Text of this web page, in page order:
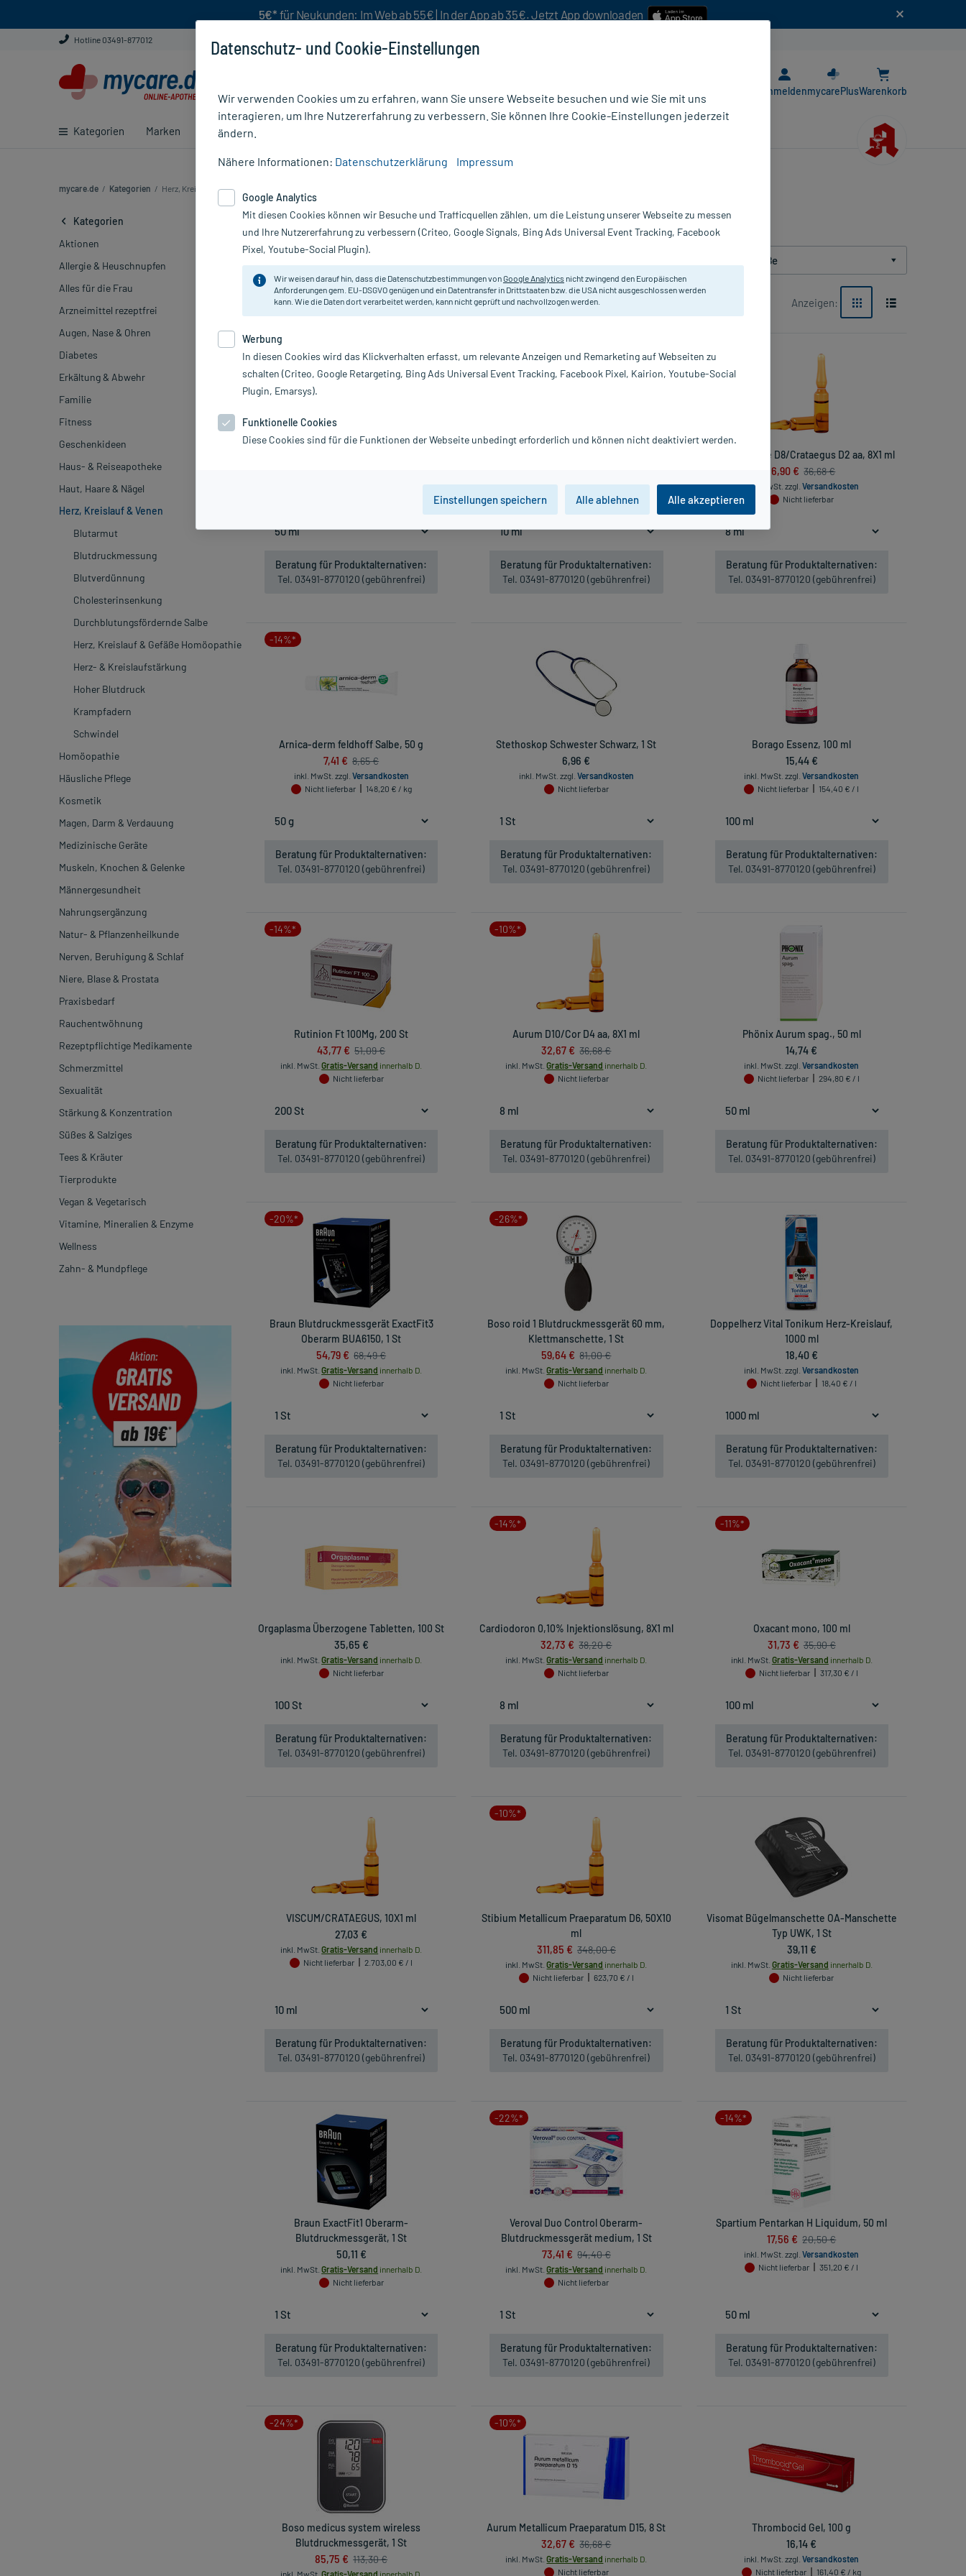
5€* für Neukunden: Im Web ab 55€ | In der App ab 35€. Jetzt App downloaden
Hotline 03491-877012
Kategorien Marken Ratgeber
AnmeldenmycarePlusWarenkorb
mycare.de / Kategorien / Herz, Kreislauf & Venen (426)
Kategorien
Aktionen
Allergie & Heuschnupfen
Alles für die Frau
Arzneimittel rezeptfrei
Augen, Nase & Ohren
Diabetes
Erkältung & Abwehr
Familie
Fitness
Geschenkideen
Haus- & Reiseapotheke
Haut, Haare & Nägel
Herz, Kreislauf & Venen
Blutarmut
Blutdruckmessung
Blutverdünnung
Cholesterinsenkung
Durchblutungsfördernde Salbe
Herz, Kreislauf & Gefäße Homöopathie
Herz- & Kreislaufstärkung
Hoher Blutdruck
Krampfadern
Schwindel
Homöopathie
Häusliche Pflege
Kosmetik
Magen, Darm & Verdauung
Medizinische Geräte
Muskeln, Knochen & Gelenke
Männergesundheit
Nahrungsergänzung
Natur- & Pflanzenheilkunde
Nerven, Beruhigung & Schlaf
Niere, Blase & Prostata
Praxisbedarf
Rauchentwöhnung
Rezeptpflichtige Medikamente
Schmerzmittel
Sexualität
Stärkung & Konzentration
Süßes & Salziges
Tees & Kräuter
Tierprodukte
Vegan & Vegetarisch
Vitamine, Mineralien & Enzyme
Wellness
Zahn- & Mundpflege
Kreislauf Medikamente und Tabletten
Packungsgröße
Sortieren Relevanz absteigend Produkte pro Seite: 24 Anzeigen:
Beratung für Produktalternativen:
Tel. 03491-8770120 (gebührenfrei)
inkl. MwSt.Gratis-Versandinnerhalb D.
Nicht lieferbar
2.703,00 € / l
Beratung für Produktalternativen:
Tel. 03491-8770120 (gebührenfrei)
Carbo Betulae D8/Crataegus D2 aa, 8X1 ml
16,90 € 36,68 €
inkl. MwSt. zzgl.Versandkosten
Nicht lieferbar
Beratung für Produktalternativen:
Tel. 03491-8770120 (gebührenfrei)
-14%*
Arnica-derm feldhoff Salbe, 50 g
7,41 € 8,65 €
inkl. MwSt. zzgl. Versandkosten
Nicht lieferbar
148,20 € / kg
Beratung für Produktalternativen:
Tel. 03491-8770120 (gebührenfrei)
Stethoskop Schwester Schwarz, 1 St
6,96 €
inkl. MwSt. zzgl. Versandkosten
Nicht lieferbar
Beratung für Produktalternativen:
Tel. 03491-8770120 (gebührenfrei)
Borago Essenz, 100 ml
15,44 €
inkl. MwSt. zzgl.Versandkosten
Nicht lieferbar
154,40 € / l
Beratung für Produktalternativen:
Tel. 03491-8770120 (gebührenfrei)
-14%*
Rutinion Ft 100Mg, 200 St
43,77 € 51,09 €
inkl. MwSt. Gratis-Versand innerhalb D.
Nicht lieferbar
Beratung für Produktalternativen:
Tel. 03491-8770120 (gebührenfrei)
-10%*
Aurum D10/Cor D4 aa, 8X1 ml
32,67 € 36,68 €
inkl. MwSt. Gratis-Versand innerhalb D.
Nicht lieferbar
Beratung für Produktalternativen:
Tel. 03491-8770120 (gebührenfrei)
Phönix Aurum spag., 50 ml
14,74 €
inkl. MwSt. zzgl.Versandkosten
Nicht lieferbar
294,80 € / l
Beratung für Produktalternativen:
Tel. 03491-8770120 (gebührenfrei)
-20%*
Braun Blutdruckmessgerät ExactFit3
Oberarm BUA6150, 1 St
54,79 € 68,49 €
inkl. MwSt. Gratis-Versand innerhalb D.
Nicht lieferbar
Beratung für Produktalternativen:
Tel. 03491-8770120 (gebührenfrei)
-26%*
Boso roid 1 Blutdruckmessgerät 60 mm,
Klettmanschette, 1 St
59,64 € 81,00 €
inkl. MwSt. Gratis-Versand innerhalb D.
Nicht lieferbar
Beratung für Produktalternativen:
Tel. 03491-8770120 (gebührenfrei)
Doppelherz Vital Tonikum Herz-Kreislauf,
1000 ml
18,40 €
inkl. MwSt. zzgl.Versandkosten
Nicht lieferbar
18,40 € / l
Beratung für Produktalternativen:
Tel. 03491-8770120 (gebührenfrei)
Orgaplasma Überzogene Tabletten, 100 St
35,65 €
inkl. MwSt. Gratis-Versand innerhalb D.
Nicht lieferbar
Beratung für Produktalternativen:
Tel. 03491-8770120 (gebührenfrei)
-14%*
Cardiodoron 0,10% Injektionslösung, 8X1 ml
32,73 € 38,20 €
inkl. MwSt. Gratis-Versand innerhalb D.
Nicht lieferbar
Beratung für Produktalternativen:
Tel. 03491-8770120 (gebührenfrei)
-11%*
Oxacant mono, 100 ml
31,73 € 35,90 €
inkl. MwSt. Gratis-Versand innerhalb D.
Nicht lieferbar
317,30 € / l
Beratung für Produktalternativen:
Tel. 03491-8770120 (gebührenfrei)
VISCUM/CRATAEGUS, 10X1 ml
27,03 €
inkl. MwSt. Gratis-Versand innerhalb D.
Nicht lieferbar
2.703,00 € / l
Beratung für Produktalternativen:
Tel. 03491-8770120 (gebührenfrei)
-10%*
Stibium Metallicum Praeparatum D6, 50X10
ml
311,85 € 348,00 €
inkl. MwSt. Gratis-Versand innerhalb D.
Nicht lieferbar
623,70 € / l
Beratung für Produktalternativen:
Tel. 03491-8770120 (gebührenfrei)
Visomat Bügelmanschette OA-Manschette
Typ UWK, 1 St
39,11 €
inkl. MwSt. Gratis-Versand innerhalb D.
Nicht lieferbar
Beratung für Produktalternativen:
Tel. 03491-8770120 (gebührenfrei)
Braun ExactFit1 Oberarm-
Blutdruckmessgerät, 1 St
50,11 €
inkl. MwSt. Gratis-Versand innerhalb D.
Nicht lieferbar
Beratung für Produktalternativen:
Tel. 03491-8770120 (gebührenfrei)
-22%*
Veroval Duo Control Oberarm-
Blutdruckmessgerät medium, 1 St
73,41 € 94,40 €
inkl. MwSt. Gratis-Versand innerhalb D.
Nicht lieferbar
Beratung für Produktalternativen:
Tel. 03491-8770120 (gebührenfrei)
-14%*
Spartium Pentarkan H Liquidum, 50 ml
17,56 € 20,50 €
inkl. MwSt. zzgl.Versandkosten
Nicht lieferbar
351,20 € / l
Beratung für Produktalternativen:
Tel. 03491-8770120 (gebührenfrei)
-24%*
Boso medicus system wireless
Blutdruckmessgerät, 1 St
85,75 € 113,30 €
-10%*
Aurum Metallicum Praeparatum D15, 8 St
32,67 € 36,68 €
inkl. MwSt. Gratis-Versand innerhalb D.
Nicht lieferbar
Thrombocid Gel, 100 g
16,14 €
inkl. MwSt. zzgl.Versandkosten
Nicht lieferbar
161,40 € / kg
Datenschutz- und Cookie-Einstellungen
Wir verwenden Cookies um zu erfahren, wann Sie unsere Webseite besuchen und wie Sie mit uns
interagieren, um Ihre Nutzererfahrung zu verbessern. Sie können Ihre Cookie-Einstellungen jederzeit
ändern.
Nähere Informationen: Datenschutzerklärung Impressum
Google Analytics
Mit diesen Cookies können wir Besuche und Trafficquellen zählen, um die Leistung unserer Webseite zu messen
und Ihre Nutzererfahrung zu verbessern (Criteo, Google Signals, Bing Ads Universal Event Tracking, Facebook
Pixel, Youtube-Social Plugin).
Wir weisen darauf hin, dass die Datenschutzbestimmungen vonGoogle Analytics nicht zwingend den Europäischen
Anforderungen gem. EU-DSGVO genügen und ein Datentransfer in Drittstaaten bzw. die USA nicht ausgeschlossen werden
kann. Wie die Daten dort verarbeitet werden, kann nicht geprüft und nachvollzogen werden.
Werbung
In diesen Cookies wird das Klickverhalten erfasst, um relevante Anzeigen und Remarketing auf Webseiten zu
schalten (Criteo, Google Retargeting, Bing Ads Universal Event Tracking, Facebook Pixel, Kairion, Youtube-Social
Plugin, Emarsys).
Funktionelle Cookies
Diese Cookies sind für die Funktionen der Webseite unbedingt erforderlich und können nicht deaktiviert werden.
Einstellungen speichern Alle ablehnen Alle akzeptieren